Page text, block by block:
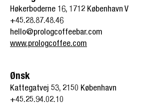
Høkerboderne 16, 1712 København V
+45.28.87.48.46
hello@prologcoffeebar.com
www.prologcoffee.com
Ønsk
Kattegatvej 53, 2150 København
+45.25.94.02.10